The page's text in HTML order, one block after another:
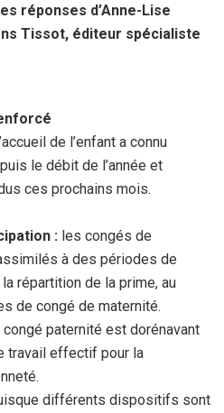
réponses d’Anne-Lise
Tissot, éditeur spécialiste
de l’enfant a connu
le débit de l’année et
ces prochains mois.
: les congés de
à des périodes de
répartition de la prime, au
de congé de maternité.
congé paternité est dorénavant
travail effectif pour la
différents dispositifs sont